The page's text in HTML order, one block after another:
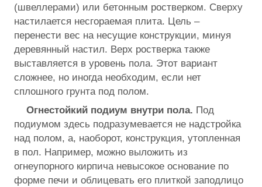
(швеллерами) или бетонным ростверком. Сверху
настилается несгораемая плита. Цель –
перенести вес на несущие конструкции, минуя
деревянный настил. Верх ростверка также
выставляется в уровень пола. Этот вариант
сложнее, но иногда необходим, если нет
сплошного грунта под полом.
Огнестойкий подиум внутри пола. Под
подиумом здесь подразумевается не надстройка
над полом, а, наоборот, конструкция, утопленная
в пол. Например, можно выложить из
огнеупорного кирпича невысокое основание по
форме печи и облицевать его плиткой заподлицо